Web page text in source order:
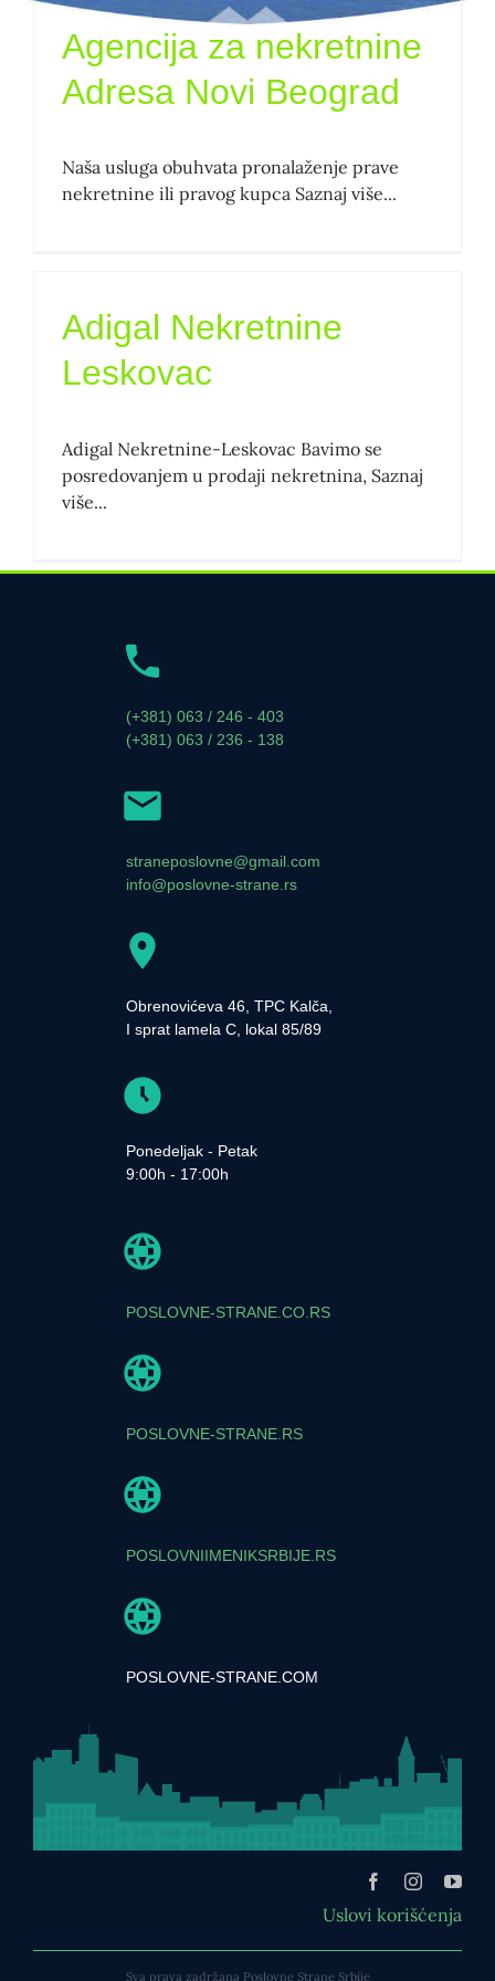
Agencija za nekretnine
Adresa Novi Beograd
Naša usluga obuhvata pronalaženje prave
nekretnine ili pravog kupca Saznaj više...
Adigal Nekretnine
Leskovac
Adigal Nekretnine-Leskovac Bavimo se
posredovanjem u prodaji nekretnina, Saznaj
više...
(+381) 063 / 246 - 403
(+381) 063 / 236 - 138
straneposlovne@gmail.com
info@poslovne-strane.rs
Obrenovićeva 46, TPC Kalča,
I sprat lamela C, lokal 85/89
Ponedeljak - Petak
9:00h - 17:00h
POSLOVNE-STRANE.CO.RS
POSLOVNE-STRANE.RS
POSLOVNIIMENIKSRBIJE.RS
POSLOVNE-STRANE.COM
Uslovi korišćenja
Sva prava zadržana Poslovne Strane Srbije